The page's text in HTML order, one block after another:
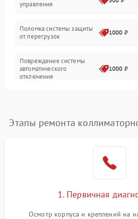
Прочие неисправности
Неисправность управления
управления
Поломка системы защиты
от перегрузок
1000 ₽
Повреждение системы
автоматического
отключения
1000 ₽
1000 ₽
1000 ₽
Неисправность системы
1000 ₽
Этапы ремонта
1. Первичная
Осмотр корпуса и креплений на